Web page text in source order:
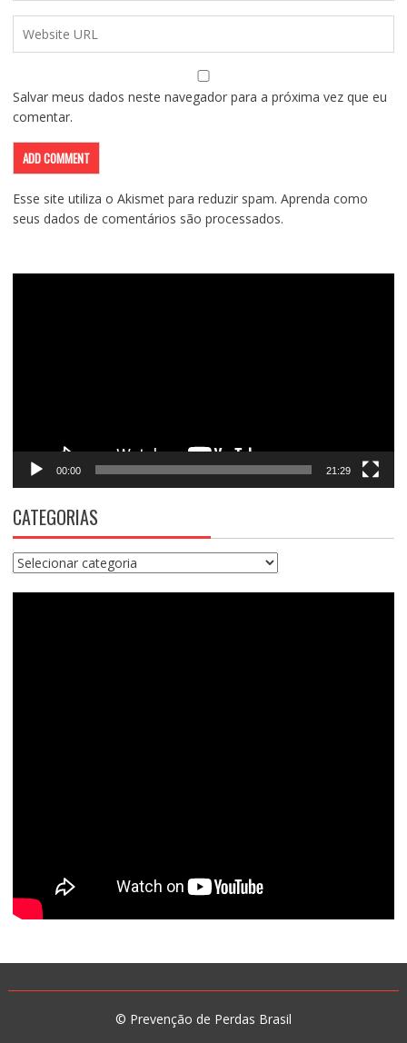
Salvar meus dados neste navegador para a próxima vez que eu
comentar.
Esse site utiliza o Akismet para reduzir spam. Aprenda como
seus dados de comentários são processados.
00:00 21:29
CATEGORIAS
Categorias
© Prevenção de Perdas Brasil